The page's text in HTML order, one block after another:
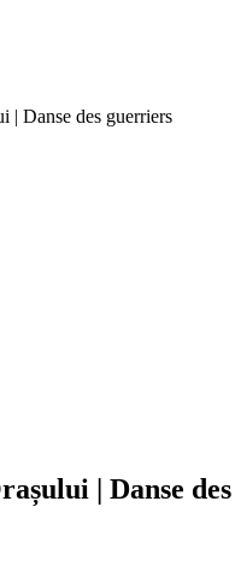
| Danse des